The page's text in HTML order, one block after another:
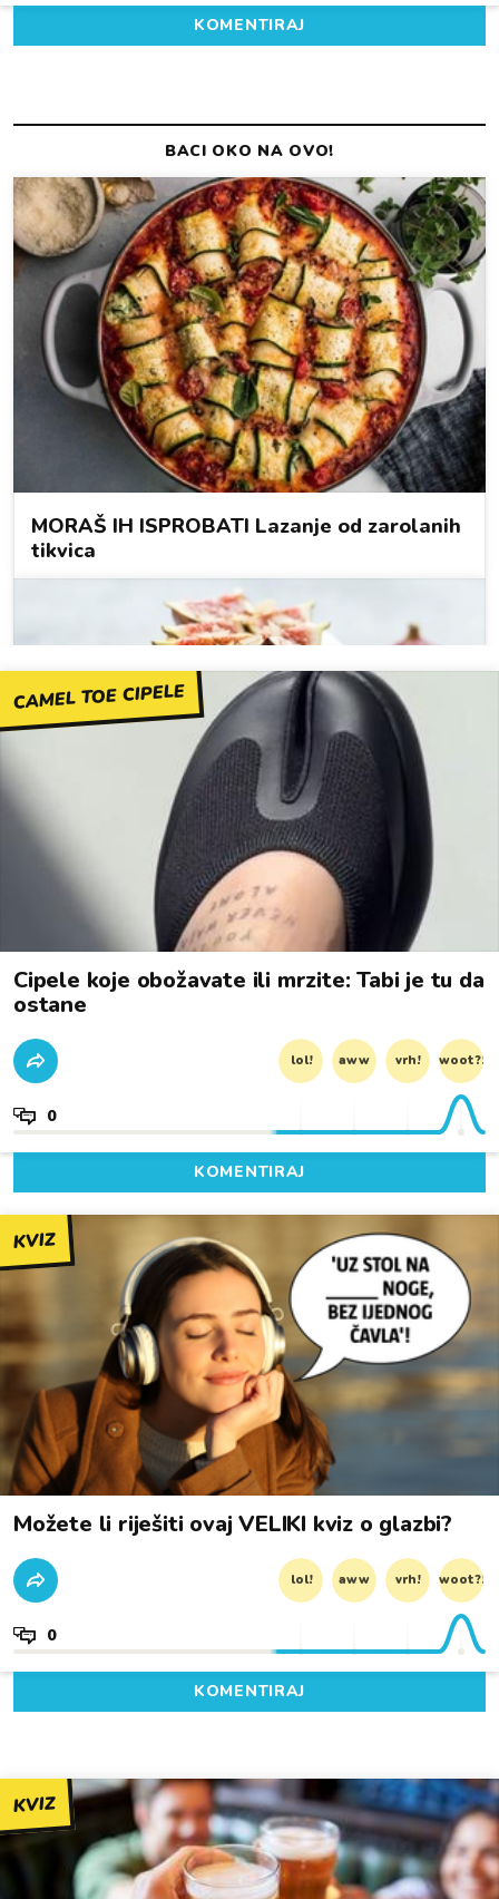
KOMENTIRAJ
CAMEL TOE CIPELE
Cipele koje obožavate ili mrzite: Tabi je tu da
ostane
lol! aww vrh! woot?!
0
KOMENTIRAJ
KVIZ
Možete li riješiti ovaj VELIKI kviz o glazbi?
lol! aww vrh! woot?!
0
KOMENTIRAJ
KVIZ